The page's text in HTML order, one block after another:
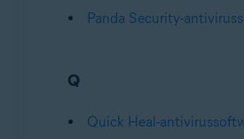
Panda Security-
Q
Quick Heal-